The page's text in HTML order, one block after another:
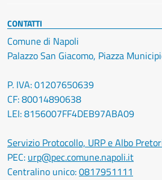
CONTATTI
Comune di Napoli
Palazzo San Giacomo, Piazza
P. IVA: 01207650639
CF: 80014890638
LEI: 8156007FF4DEB97ABA09
Servizio Protocollo, URP e Albo
PEC: urp@pec.comune.napoli.it
Centralino unico:0817951111